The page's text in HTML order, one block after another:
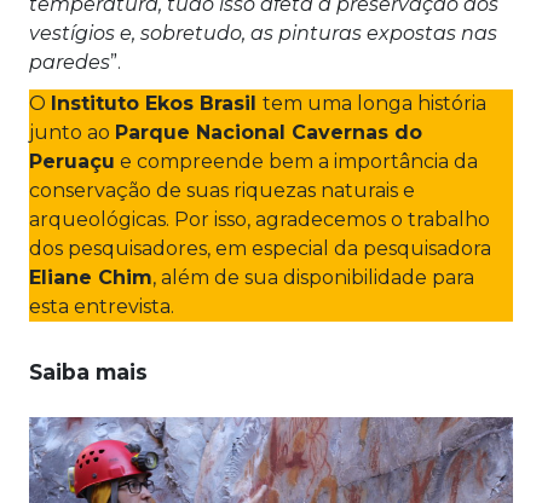
vestígios e, sobretudo, as pinturas expostas nas
paredes”.
O Instituto Ekos Brasil tem uma longa história
junto ao Parque Nacional Cavernas do
Peruaçu e compreende bem a importância da
conservação de suas riquezas naturais e
arqueológicas. Por isso, agradecemos o trabalho
dos pesquisadores, em especial da pesquisadora
Eliane Chim, além de sua disponibilidade para
esta entrevista.
Saiba mais